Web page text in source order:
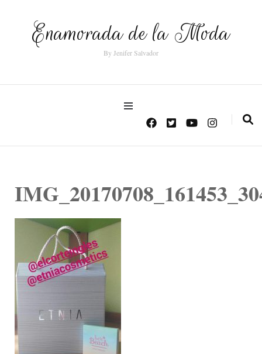
Enamorada de la Moda
By Jenifer Salvador